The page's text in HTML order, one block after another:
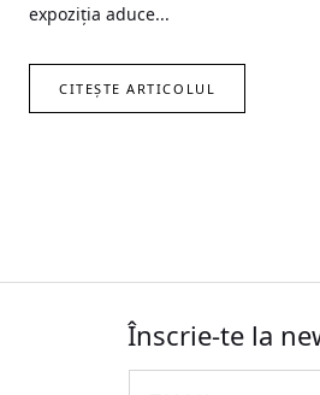
expoziția aduce...
CITEȘTE ARTICOLUL
Înscrie-te la